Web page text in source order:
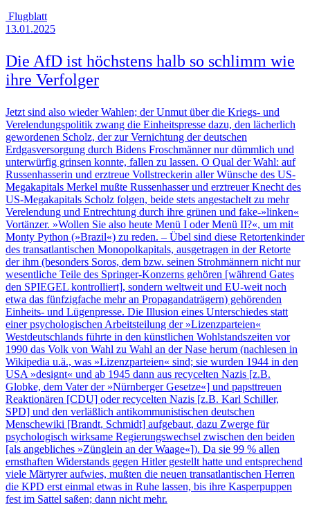
Flugblatt
13.01.2025
Die AfD ist höchstens halb so schlimm wie
ihre Verfolger
Jetzt sind also wieder Wahlen; der Unmut über die Kriegs- und
Verelendungspolitik zwang die Einheitspresse dazu, den lächerlich
gewordenen Scholz, der zur Vernichtung der deutschen
Erdgasversorgung durch Bidens Froschmänner nur dümmlich und
unterwürfig grinsen konnte, fallen zu lassen. O Qual der Wahl: auf
Russenhasserin und erztreue Vollstreckerin aller Wünsche des US-
Megakapitals Merkel mußte Russenhasser und erztreuer Knecht des
US-Megakapitals Scholz folgen, beide stets angestachelt zu mehr
Verelendung und Entrechtung durch ihre grünen und fake-»linken«
Vortänzer. »Wollen Sie also heute Menü I oder Menü II?«, um mit
Monty Python (»Brazil«) zu reden. – Übel sind diese Retortenkinder
des transatlantischen Monopolkapitals, ausgetragen in der Retorte
der ihm (besonders Soros, dem bzw. seinen Strohmännern nicht nur
wesentliche Teile des Springer-Konzerns gehören [während Gates
den SPIEGEL kontrolliert], sondern weltweit und EU-weit noch
etwa das fünfzigfache mehr an Propagandaträgern) gehörenden
Einheits- und Lügenpresse. Die Illusion eines Unterschiedes statt
einer psychologischen Arbeitsteilung der »Lizenzparteien«
Westdeutschlands führte in den künstlichen Wohlstandszeiten vor
1990 das Volk von Wahl zu Wahl an der Nase herum (nachlesen in
Wikipedia u.ä., was »Lizenzparteien« sind; sie wurden 1944 in den
USA »designt« und ab 1945 dann aus recycelten Nazis [z.B.
Globke, dem Vater der »Nürnberger Gesetze«] und papsttreuen
Reaktionären [CDU] oder recycelten Nazis [z.B. Karl Schiller,
SPD] und den verläßlich antikommunistischen deutschen
Menschewiki [Brandt, Schmidt] aufgebaut, dazu Zwerge für
psychologisch wirksame Regierungswechsel zwischen den beiden
[als angebliches »Zünglein an der Waage«]). Da sie 99 % allen
ernsthaften Widerstands gegen Hitler gestellt hatte und entsprechend
viele Märtyrer aufwies, mußten die neuen transatlantischen Herren
die KPD erst einmal etwas in Ruhe lassen, bis ihre Kasperpuppen
fest im Sattel saßen; dann nicht mehr.